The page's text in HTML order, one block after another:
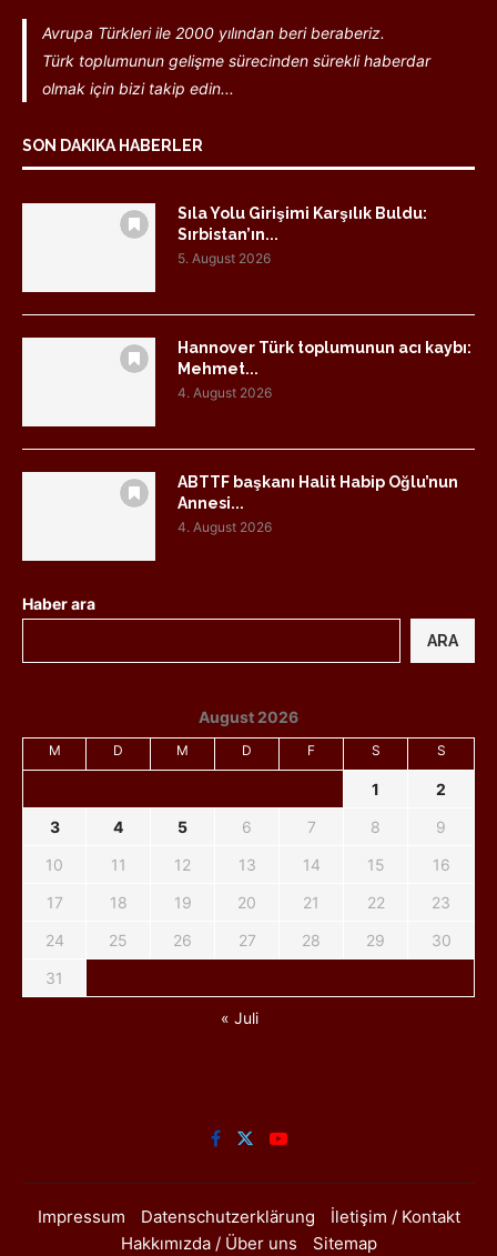
Avrupa Türkleri ile 2000 yılından beri beraberiz.
Türk toplumunun gelişme sürecinden sürekli haberdar
olmak için bizi takip edin...
SON DAKIKA HABERLER
Sıla Yolu Girişimi Karşılık Buldu:
Sırbistan’ın...
5. August 2026
Hannover Türk toplumunun acı kaybı:
Mehmet...
4. August 2026
ABTTF başkanı Halit Habip Oğlu’nun
Annesi...
4. August 2026
Haber ara
ARA
August 2026
M D M D F S S
1
2
3
4 5 6 7 8
9
10
11 12 13 14 15
16
17
18 19 20 21 22
23
24
25 26 27 28 29
30
31
« Juli
Impressum Datenschutzerklärung
İletişim / Kontakt
Hakkımızda / Über uns
Sitemap